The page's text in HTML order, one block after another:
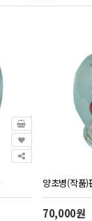
양초병(작품
70,000원